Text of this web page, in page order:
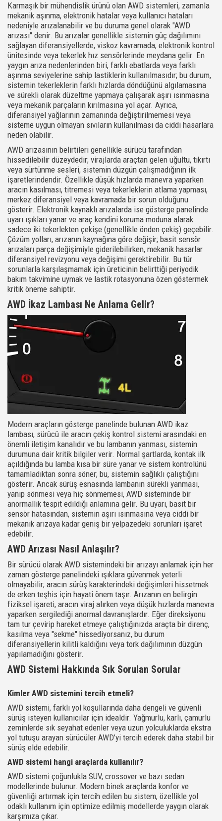
Karmaşık bir mühendislik ürünü olan AWD sistemleri, zamanla
mekanik aşınma, elektronik hatalar veya kullanıcı hataları
nedeniyle arızalanabilir ve bu duruma genel olarak "AWD
arızası" denir. Bu arızalar genellikle sistemin güç dağılımını
sağlayan diferansiyellerde, viskoz kavramada, elektronik kontrol
ünitesinde veya tekerlek hız sensörlerinde meydana gelir. En
yaygın arıza nedenlerinden biri, farklı ebatlarda veya farklı
aşınma seviyelerine sahip lastiklerin kullanılmasıdır; bu durum,
sistemin tekerleklerin farklı hızlarda döndüğünü algılamasına
ve sürekli olarak düzeltme yapmaya çalışarak aşırı ısınmasına
veya mekanik parçaların kırılmasına yol açar. Ayrıca,
diferansiyel yağlarının zamanında değiştirilmemesi veya
sisteme uygun olmayan sıvıların kullanılması da ciddi hasarlara
neden olabilir.
AWD arızasının belirtileri genellikle sürücü tarafından
hissedilebilir düzeydedir; virajlarda araçtan gelen uğultu, tıkırtı
veya sürtünme sesleri, sistemin düzgün çalışmadığının ilk
işaretlerindendir. Özellikle düşük hızlarda manevra yaparken
aracın kasılması, titremesi veya tekerleklerin atlama yapması,
merkez diferansiyel veya kavramada bir sorun olduğunu
gösterir. Elektronik kaynaklı arızalarda ise gösterge panelinde
uyarı ışıkları yanar ve araç kendini koruma moduna alarak
sadece iki tekerlekten çekişe (genellikle önden çekiş) geçebilir.
Çözüm yolları, arızanın kaynağına göre değişir; basit sensör
arızaları parça değişimiyle giderilebilirken, mekanik hasarlar
diferansiyel revizyonu veya değişimi gerektirebilir. Bu tür
sorunlarla karşılaşmamak için üreticinin belirttiği periyodik
bakım takvimine uymak ve lastik rotasyonuna özen göstermek
kritik öneme sahiptir.
AWD İkaz Lambası Ne Anlama Gelir?
Modern araçların gösterge panelinde bulunan AWD ikaz
lambası, sürücü ile aracın çekiş kontrol sistemi arasındaki en
önemli iletişim kanalıdır ve bu lambanın yanması, sistemin
durumuna dair kritik bilgiler verir. Normal şartlarda, kontak ilk
açıldığında bu lamba kısa bir süre yanar ve sistem kontrolünü
tamamladıktan sonra söner; bu, sistemin sağlıklı çalıştığını
gösterir. Ancak sürüş esnasında lambanın sürekli yanması,
yanıp sönmesi veya hiç sönmemesi, AWD sisteminde bir
anormallik tespit edildiği anlamına gelir. Bu uyarı, basit bir
sensör hatasından, sistemin aşırı ısınmasına veya ciddi bir
mekanik arızaya kadar geniş bir yelpazedeki sorunları işaret
edebilir.
AWD Arızası Nasıl Anlaşılır?
Bir sürücü olarak AWD sistemindeki bir arızayı anlamak için her
zaman gösterge panelindeki ışıklara güvenmek yeterli
olmayabilir; aracın sürüş karakterindeki değişimleri hissetmek
de erken teşhis için hayati önem taşır. Arızanın en belirgin
fiziksel işareti, aracın viraj alırken veya düşük hızlarda manevra
yaparken sergilediği anormal davranışlardır. Eğer direksiyonu
tam tur çevirip hareket etmeye çalıştığınızda araçta bir direnç,
kasılma veya "sekme" hissediyorsanız, bu durum
diferansiyellerin kilitli kaldığını veya tork dağılımının düzgün
yapılamadığını gösterir.
AWD Sistemi Hakkında Sık Sorulan Sorular
Kimler AWD sistemini tercih etmeli?
AWD sistemi, farklı yol koşullarında daha dengeli ve güvenli
sürüş isteyen kullanıcılar için idealdir. Yağmurlu, karlı, çamurlu
zeminlerde sık seyahat edenler veya uzun yolculuklarda ekstra
yol tutuşu arayan sürücüler AWD’yi tercih ederek daha stabil bir
sürüş elde edebilir.
AWD sistemi hangi araçlarda kullanılır?
AWD sistemi çoğunlukla SUV, crossover ve bazı sedan
modellerinde bulunur. Modern binek araçlarda konfor ve
güvenliği artırmak için tercih edilen bu sistem, özellikle yol
odaklı kullanım için optimize edilmiş modellerde yaygın olarak
karşımıza çıkar.